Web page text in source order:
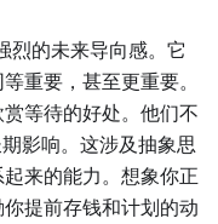
烈的未来导向感。它
重要，甚至更重要。
等待的好处。他们不
影响。这涉及抽象思
来的能力。想象你正
提前存钱和计划的动